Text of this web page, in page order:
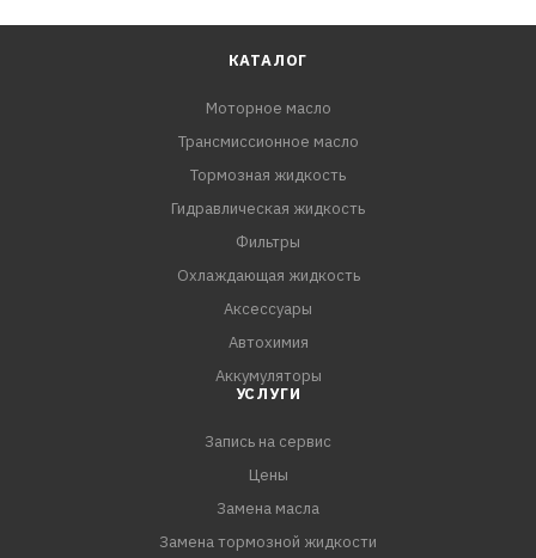
КАТАЛОГ
Моторное масло
Трансмиссионное масло
Тормозная жидкость
Гидравлическая жидкость
Фильтры
Охлаждающая жидкость
Аксессуары
Автохимия
Аккумуляторы
УСЛУГИ
Запись на сервис
Цены
Замена масла
Замена тормозной жидкости